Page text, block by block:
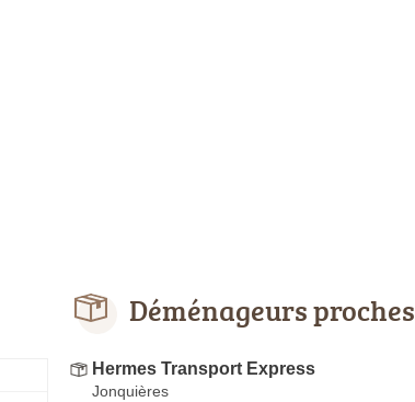
Déménageurs proches
Hermes Transport Express
Jonquières